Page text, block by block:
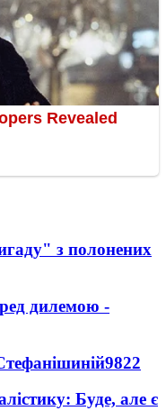
з полонених
дилемою -
9822
Буде, але є